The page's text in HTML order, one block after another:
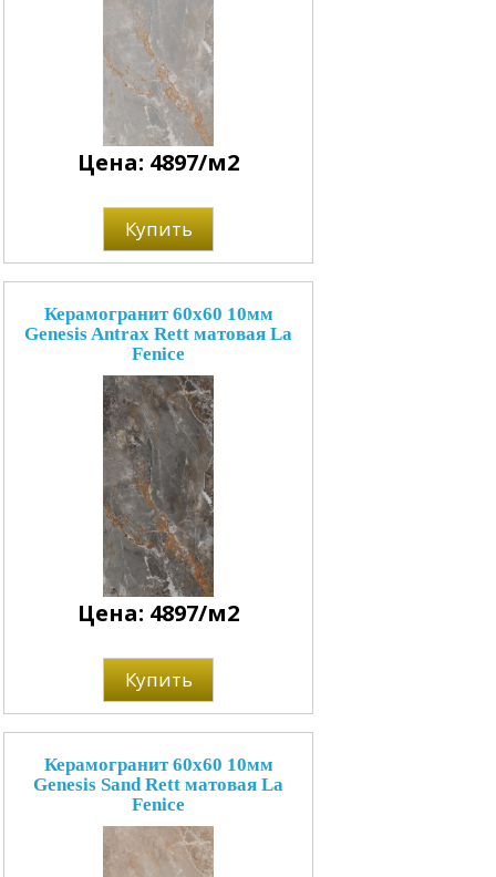
Цена: 4897/м2
Купить
Керамогранит 60x60 10мм
Genesis Antrax Rett матовая La
Fenice
Цена: 4897/м2
Купить
Керамогранит 60x60 10мм
Genesis Sand Rett матовая La
Fenice